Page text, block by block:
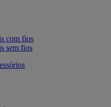
com fios
sem fios